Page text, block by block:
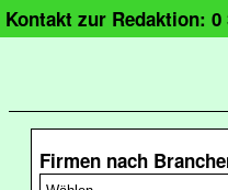
Kontakt zur Redaktion: 0
Firmen nach